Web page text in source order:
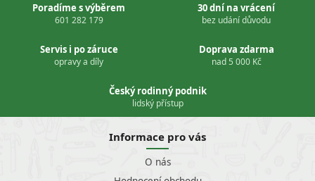
Poradíme s výběrem
601 282 179
30 dní na vrácení
bez udání důvodu
Servis i po záruce
opravy a díly
Doprava zdarma
nad 5 000 Kč
Český rodinný podnik
lidský přístup
Informace pro vás
O nás